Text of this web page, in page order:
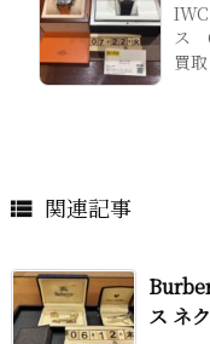
ス
買取
 関連記事
ス ネ